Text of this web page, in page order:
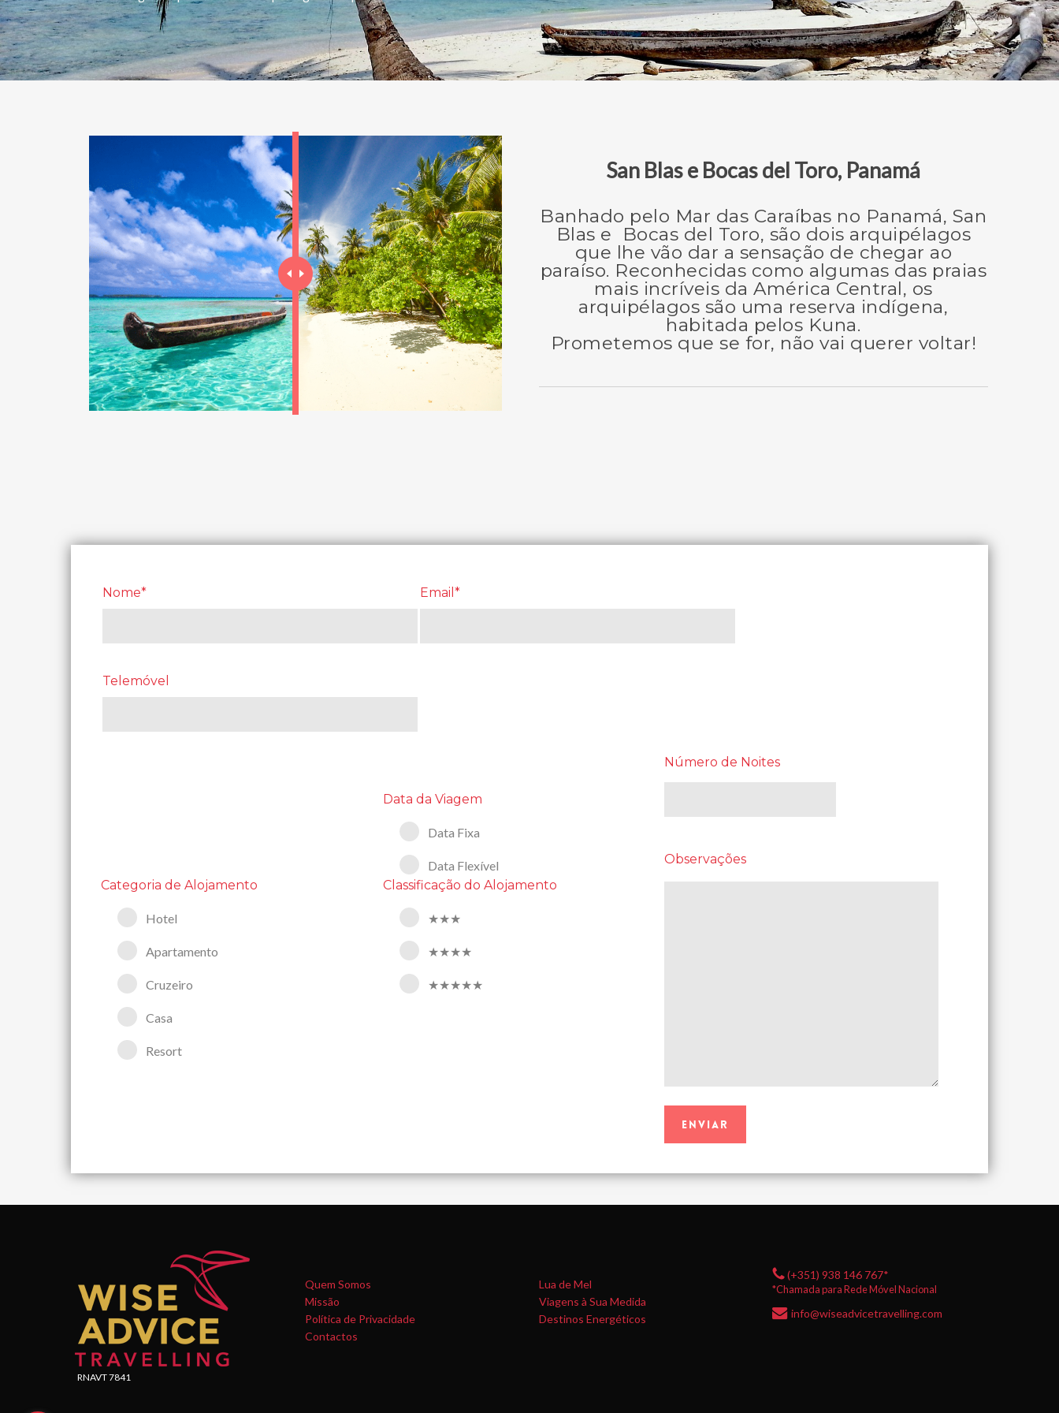
San Blas e Bocas del Toro, Panamá
Banhado pelo Mar das Caraíbas no Panamá, San
Blas e Bocas del Toro, são dois arquipélagos
que lhe vão dar a sensação de chegar ao
paraíso. Reconhecidas como algumas das praias
mais incríveis da América Central, os
arquipélagos são uma reserva indígena,
habitada pelos Kuna.
Prometemos que se for, não vai querer voltar!
Nome* Email*
Telemóvel
Data da Viagem
Data Fixa
Data Flexível
Número de Noites
Observações
Categoria de Alojamento
Hotel
Apartamento
Cruzeiro
Casa
Resort
Classificação do Alojamento
★★★
★★★★
★★★★★
RNAVT 7841
Quem Somos
Missão
Política de Privacidade
Contactos
Lua de Mel
Viagens à Sua Medida
Destinos Energéticos
(+351) 938 146 767*
*Chamada para Rede Móvel Nacional
info@wiseadvicetravelling.com